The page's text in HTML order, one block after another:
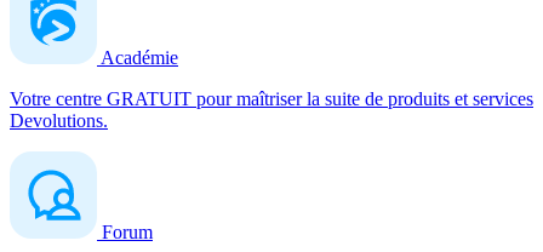
Académie
Votre centre GRATUIT pour maîtriser la suite de produits et services
Devolutions.
Forum